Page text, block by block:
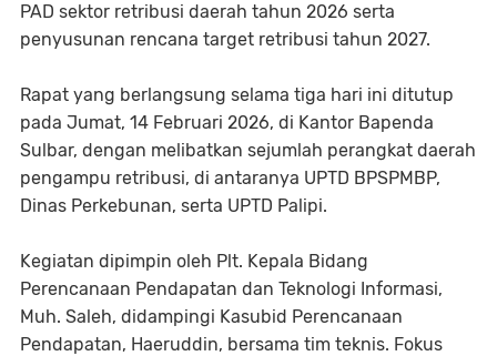
PAD sektor retribusi daerah tahun 2026 serta
penyusunan rencana target retribusi tahun 2027.
Rapat yang berlangsung selama tiga hari ini ditutup
pada Jumat, 14 Februari 2026, di Kantor Bapenda
Sulbar, dengan melibatkan sejumlah perangkat daerah
pengampu retribusi, di antaranya UPTD BPSPMBP,
Dinas Perkebunan, serta UPTD Palipi.
Kegiatan dipimpin oleh Plt. Kepala Bidang
Perencanaan Pendapatan dan Teknologi Informasi,
Muh. Saleh, didampingi Kasubid Perencanaan
Pendapatan, Haeruddin, bersama tim teknis. Fokus